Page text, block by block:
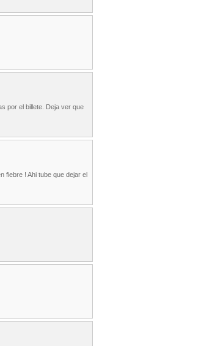
por el billete. Deja ver que
fiebre ! Ahi tube que dejar el